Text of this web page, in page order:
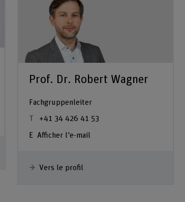
Prof. Dr. Robert Wagner
Fachgruppenleiter
+41 34 426 41 53
Afficher l'e-mail
Vers le profil